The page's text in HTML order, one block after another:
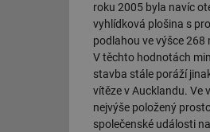
roku 2005 byla navíc
vyhlídková plošina s
podlahou ve výšce 268
V těchto hodnotách
stavba stále poráží
vítěze v Aucklandu. Ve
nejvýše položený
společenské události